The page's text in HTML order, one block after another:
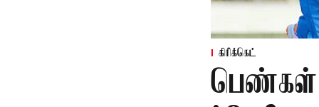
கிரிக்கெட்
பெண்கள்